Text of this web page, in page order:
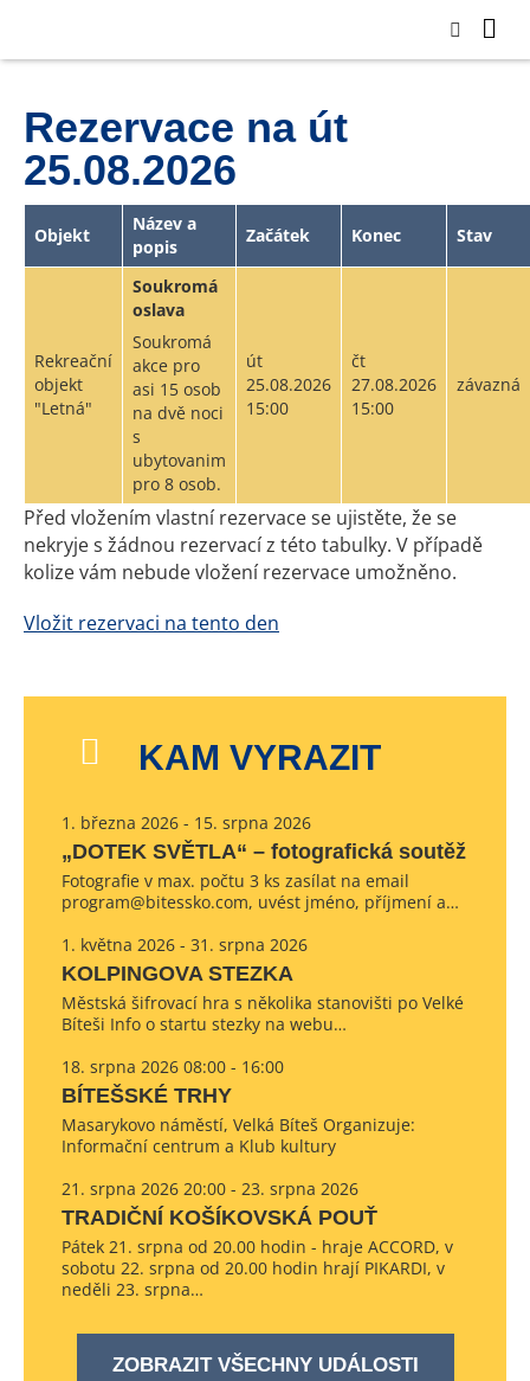
Rezervace na út
25.08.2026
Objekt
Název a
popis
Začátek Konec Stav
Rekreační
objekt
"Letná"
Soukromá
oslava
Soukromá
akce pro
asi 15 osob
na dvě noci
s
ubytovanim
pro 8 osob.
út
25.08.2026
15:00
čt
27.08.2026
15:00
závazná
Před vložením vlastní rezervace se ujistěte, že se
nekryje s žádnou rezervací z této tabulky. V případě
kolize vám nebude vložení rezervace umožněno.
Vložit rezervaci na tento den
KAM VYRAZIT
1. března 2026 - 15. srpna 2026
„DOTEK SVĚTLA“ – fotografická soutěž
Fotografie v max. počtu 3 ks zasílat na email
program@bitessko.com, uvést jméno, příjmení a…
1. května 2026 - 31. srpna 2026
KOLPINGOVA STEZKA
Městská šifrovací hra s několika stanovišti po Velké
Bíteši Info o startu stezky na webu…
18. srpna 2026 08:00 - 16:00
BÍTEŠSKÉ TRHY
Masarykovo náměstí, Velká Bíteš Organizuje:
Informační centrum a Klub kultury
21. srpna 2026 20:00 - 23. srpna 2026
TRADIČNÍ KOŠÍKOVSKÁ POUŤ
Pátek 21. srpna od 20.00 hodin - hraje ACCORD, v
sobotu 22. srpna od 20.00 hodin hrají PIKARDI, v
neděli 23. srpna…
ZOBRAZIT VŠECHNY UDÁLOSTI